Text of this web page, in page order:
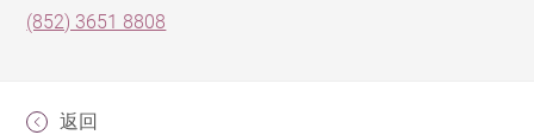
(852) 3651 8808
返回